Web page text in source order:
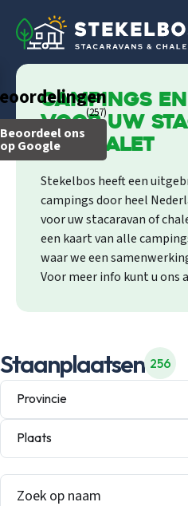
(257)
Beoordeel ons
op Google
Campings
voor uw
of chalet
Stekelbos heeft een
campings door heel
voor uw stacaravan of
een kaart van alle
waar we een
Voor meer info kunt u ons
Staanplaatsen 256